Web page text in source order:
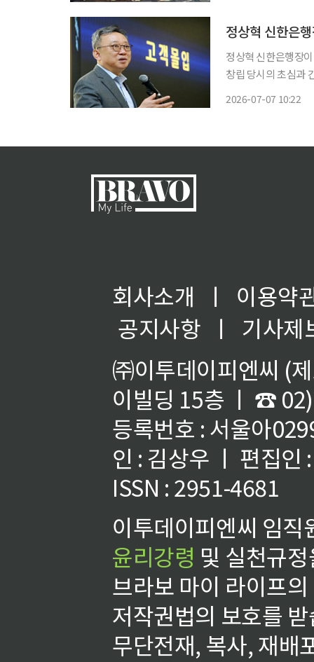
정상혁 신한은
정상혁 신한은행장
창립 당시의 초심과 간절함을 기
2026-07-07 10:22
회사소개 ㅣ
이용약
공지사항
ㅣ
기사제
㈜이투데이피엔씨 (
이빌딩 15층 ㅣ ☎
등록번호 : 서울아
인 : 김상우 ㅣ 편집인
ISSN : 2951-4681
이투데이피엔씨 임
윤리강령 및 실천규
브라보 마이 라이프
저작권법의 보호를
무단전재, 복사, 재배